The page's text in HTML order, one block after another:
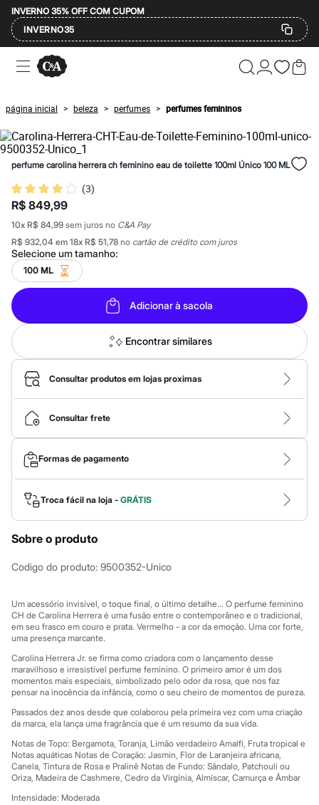
INVERNO 35% OFF COM CUPOM
INVERNO35
Ofertas
Compre por Departamento
Masculino
Infantil
Calçados
Mindse7
Plus Size
Até 20% off
Até 40% off
Até 60% off
A partir de 60% off
Feminino
Em alta
Inverno
Alfaiataria
Novidades
Roupas
Blusas e Camisetas
Básicos
Calças
Casacos e Jaquetas
Jeans
Macacões
Saias
Shorts e Bermudas
Vestidos
Acessórios
Bolsas
Bonés e Chapéus
Bijoux
Cintos
Óculos
Relógios
Calçados
Botas
Rasteirinhas
Sapatilhas
Tênis
City
Clock House
Mindset
Sawary
Yessica
Moda esportiva
Acessórios
Blusas
Calçados
Leggings
Shorts e Bermudas
Tops
Moda íntima
Calcinhas
Cintas e Modeladores
Meias
página inicial > beleza > perfumes > perfumes femininos
perfume carolina herrera ch feminino eau de toilette 100ml Único 100 ML
(3)
R$ 849,99
10x R$ 84,99 sem juros no C&A Pay
R$ 932,04 em 18x R$ 51,78 no cartão de crédito com juros
Selecione umtamanho:
100 ML
Adicionar à sacola
Encontrar similares
Consultar produtos em lojas proximas
Consultar frete
Formas de pagamento
Troca fácil na loja - GRÁTIS
Sobre o produto
Codigo do produto: 9500352-Unico
Um acessório invisível, o toque final, o último detalhe... O perfume feminino
CH de Carolina Herrera é uma fusão entre o contemporâneo e o tradicional,
em seu frasco em couro e prata. Vermelho - a cor da emoção. Uma cor forte,
uma presença marcante.
Carolina Herrera Jr. se firma como criadora com o lançamento desse
maravilhoso e irresistível perfume feminino. O primeiro amor é um dos
momentos mais especiais, simbolizado pelo odor da rosa, que nos faz
pensar na inocência da infância, como o seu cheiro de momentos de pureza.
Passados dez anos desde que colaborou pela primeira vez com uma criação
da marca, ela lança uma fragrância que é um resumo da sua vida.
Notas de Topo: Bergamota, Toranja, Limão verdadeiro Amalfi, Fruta tropical e
Notas aquáticas Notas de Coração: Jasmin, Flor de Laranjeira africana,
Canela, Tintura de Rosa e Pralinê Notas de Fundo: Sândalo, Patchouli ou
Oriza, Madeira de Cashmere, Cedro da Virgínia, Almíscar, Camurça e Âmbar
Intensidade: Moderada